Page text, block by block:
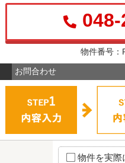
物件番号：
お問合わせ
物件を実際